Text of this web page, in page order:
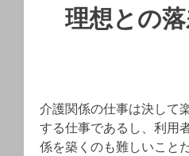
理想との
介護関係の仕事は決して
する仕事であるし、利用
係を築くのも難しいこと